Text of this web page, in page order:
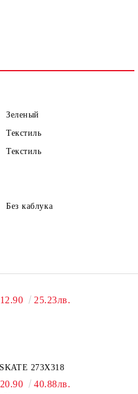
order
Зеленый
Текстиль
Текстиль
Без каблука
25.23лв.
273X318
40.88лв.